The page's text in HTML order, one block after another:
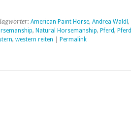
American Paint Horse, Andrea Waldl ,
, Natural Horsemanship, Pferd, Pferd
, western reiten Permalink